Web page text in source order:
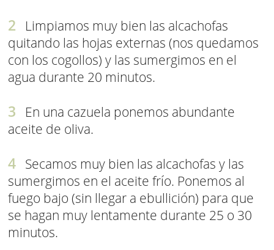
Limpiamos muy bien las alcachofas
quitando las hojas externas (nos quedamos
con los cogollos) y las sumergimos en el
agua durante 20 minutos.
En una cazuela ponemos abundante
aceite de oliva.
Secamos muy bien las alcachofas y las
sumergimos en el aceite frío. Ponemos al
fuego bajo (sin llegar a ebullición) para que
se hagan muy lentamente durante 25 o 30
minutos.